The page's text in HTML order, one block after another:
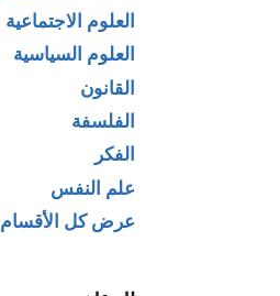
العلوم الاجتماعية
العلوم السياسية
القانون
الفلسفة
الفكر
علم النفس
عرض كل الأقسام